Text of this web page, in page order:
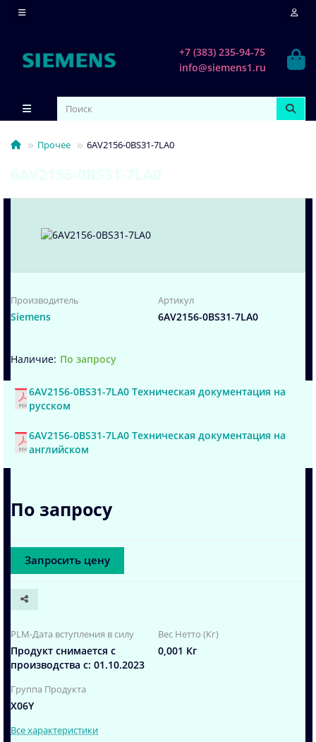
+7 (383) 235-94-75
info@siemens1.ru
Прочее 6AV2156-0BS31-7LA0
6AV2156-0BS31-7LA0
Производитель
Siemens
Артикул
6AV2156-0BS31-7LA0
По запросу
6AV2156-0BS31-7LA0 Техническая документация на
русском
6AV2156-0BS31-7LA0 Техническая документация на
английском
По запросу
Запросить цену
PLM-Дата вступления в силу
Продукт снимается с
производства с: 01.10.2023
Вес Нетто (Кг)
0,001 Кг
Группа Продукта
X06Y
Все характеристики